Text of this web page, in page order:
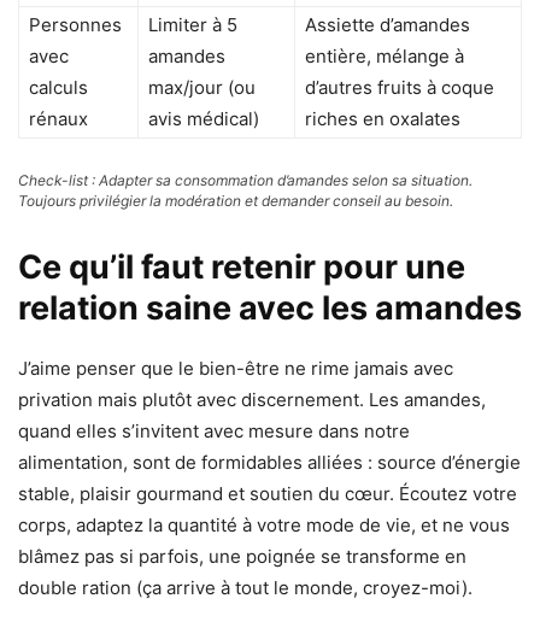
Personnes
avec
calculs
rénaux
Limiter à 5
amandes
max/jour (ou
avis médical)
Assiette d’amandes
entière, mélange à
d’autres fruits à coque
riches en oxalates
Check-list : Adapter sa consommation d’amandes selon sa situation.
Toujours privilégier la modération et demander conseil au besoin.
Ce qu’il faut retenir pour une
relation saine avec les amandes
J’aime penser que le bien-être ne rime jamais avec
privation mais plutôt avec discernement. Les amandes,
quand elles s’invitent avec mesure dans notre
alimentation, sont de formidables alliées : source d’énergie
stable, plaisir gourmand et soutien du cœur. Écoutez votre
corps, adaptez la quantité à votre mode de vie, et ne vous
blâmez pas si parfois, une poignée se transforme en
double ration (ça arrive à tout le monde, croyez-moi).